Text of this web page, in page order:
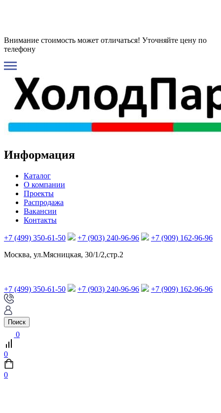
Внимание стоимость может отличаться! Уточняйте цену по
телефону
Информация
Каталог
О компании
Проекты
Распродажа
Вакансии
Контакты
+7 (499) 350-61-50 +7 (903) 240-96-96
+7 (909) 162-96-96
Москва, ул.Мясницкая, 30/1/2,стр.2
+7 (499) 350-61-50 +7 (903) 240-96-96 +7 (909) 162-96-96
Поиск
0
0
0